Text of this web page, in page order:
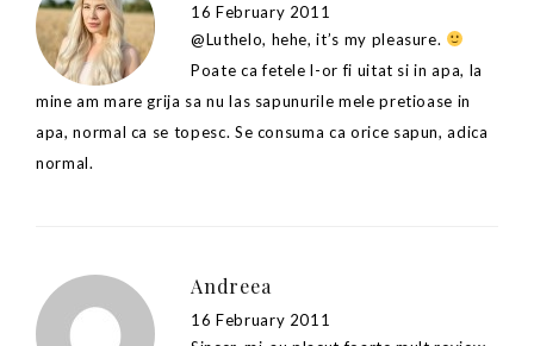
16 February 2011
@Luthelo, hehe, it’s my pleasure.
Poate ca fetele l-or fi uitat si in apa, la
mine am mare grija sa nu las sapunurile mele pretioase in
apa, normal ca se topesc. Se consuma ca orice sapun, adica
normal.
Andreea
16 February 2011